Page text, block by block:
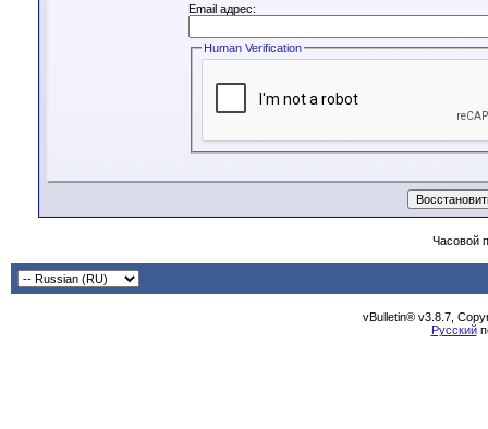
Email адрес:
Human Verification
Часовой
vBulletin® v3.8.7,
Русский